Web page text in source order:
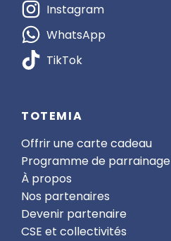
Instagram
WhatsApp
TikTok
TOTEMIA
Offrir une carte cadeau
Programme de parrainage
À propos
Nos partenaires
Devenir partenaire
CSE et collectivités